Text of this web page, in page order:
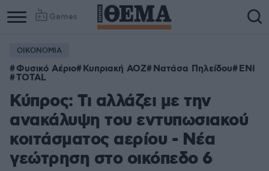
Games
ΟΙΚΟΝΟΜΙΑ
Φυσικό Αέριο Κυπριακή ΑΟΖ Νατάσα Πηλείδου ENI
TOTAL
Κύπρος: Τι αλλάζει με την
ανακάλυψη του εντυπωσιακού
κοιτάσματος αερίου - Νέα
γεώτρηση στο οικόπεδο 6